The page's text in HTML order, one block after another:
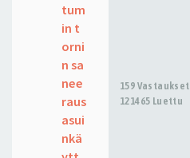
tum
in t
orni
n sa
nee
raus
asui
nkä
159 Vastaukset
121465 Luettu